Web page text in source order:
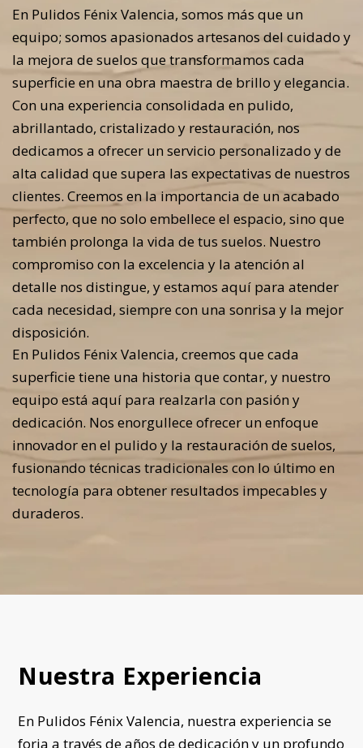
En Pulidos Fénix Valencia, somos más que un
equipo; somos apasionados artesanos del cuidado y
la mejora de suelos que transformamos cada
superficie en una obra maestra de brillo y elegancia.
Con una experiencia consolidada en pulido,
abrillantado, cristalizado y restauración, nos
dedicamos a ofrecer un servicio personalizado y de
alta calidad que supera las expectativas de nuestros
clientes. Creemos en la importancia de un acabado
perfecto, que no solo embellece el espacio, sino que
también prolonga la vida de tus suelos. Nuestro
compromiso con la excelencia y la atención al
detalle nos distingue, y estamos aquí para atender
cada necesidad, siempre con una sonrisa y la mejor
disposición.
En Pulidos Fénix Valencia, creemos que cada
superficie tiene una historia que contar, y nuestro
equipo está aquí para realzarla con pasión y
dedicación. Nos enorgullece ofrecer un enfoque
innovador en el pulido y la restauración de suelos,
fusionando técnicas tradicionales con lo último en
tecnología para obtener resultados impecables y
duraderos.
Nuestra Experiencia
En Pulidos Fénix Valencia, nuestra experiencia se
forja a través de años de dedicación y un profundo